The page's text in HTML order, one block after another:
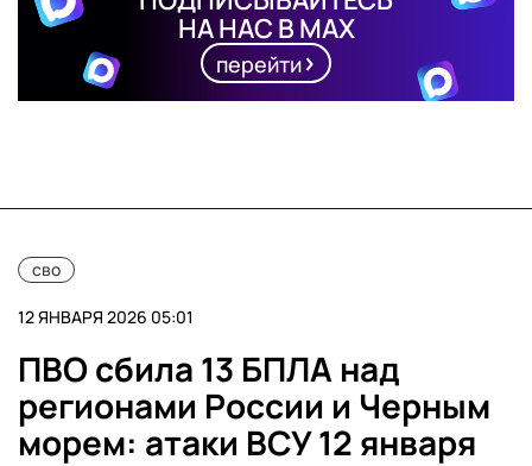
НА НАС В MAX
перейти
сво
12 ЯНВАРЯ 2026 05:01
ПВО сбила 13 БПЛА над
регионами России и Черным
морем: атаки ВСУ 12 января